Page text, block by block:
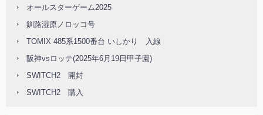
オールスターゲーム2025
釧路湿原ノロッコ号
TOMIX 485系1500番台 いしかり 入線
阪神vsロッテ(2025年6月19日甲子園)
SWITCH2 開封
SWITCH2 購入